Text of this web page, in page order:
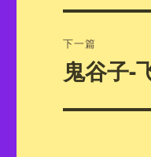
文
下一篇
下
篇
文
鬼谷子-